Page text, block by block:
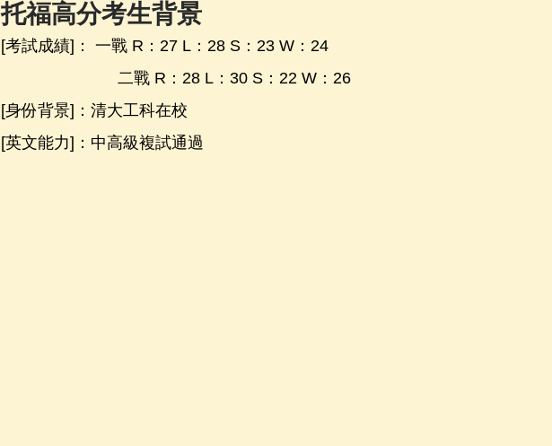
托福高分考生背景
[考試成績]： 一戰 R：27 L：28 S：23 W：24
二戰 R：28 L：30 S：22 W：26
[身份背景]：清大工科在校
[英文能力]：中高級複試通過